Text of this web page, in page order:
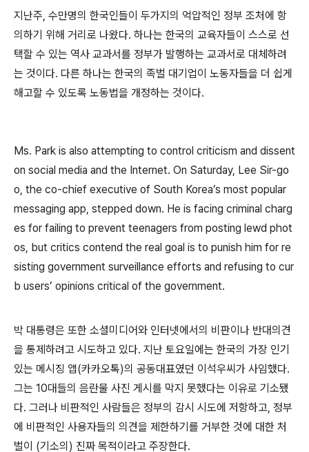
지난주, 수만명의 한국인들이 두가지의 억압적인 정부 조처에 항
의하기 위해 거리로 나왔다. 하나는 한국의 교육자들이 스스로 선
택할 수 있는 역사 교과서를 정부가 발행하는 교과서로 대체하려
는 것이다. 다른 하나는 한국의 족벌 대기업이 노동자들을 더 쉽게
해고할 수 있도록 노동법을 개정하는 것이다.
Ms. Park is also attempting to control criticism and dissent
on social media and the Internet. On Saturday, Lee Sir-go
o, the co-chief executive of South Korea’s most popular
messaging app, stepped down. He is facing criminal charg
es for failing to prevent teenagers from posting lewd phot
os, but critics contend the real goal is to punish him for re
sisting government surveillance efforts and refusing to cur
b users’ opinions critical of the government.
박 대통령은 또한 소셜미디어와 인터넷에서의 비판이나 반대의견
을 통제하려고 시도하고 있다. 지난 토요일에는 한국의 가장 인기
있는 메시징 앱(카카오톡)의 공동대표였던 이석우씨가 사임했다.
그는 10대들의 음란물 사진 게시를 막지 못했다는 이유로 기소됐
다. 그러나 비판적인 사람들은 정부의 감시 시도에 저항하고, 정부
에 비판적인 사용자들의 의견을 제한하기를 거부한 것에 대한 처
벌이 (기소의) 진짜 목적이라고 주장한다.